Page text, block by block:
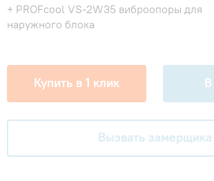
+ PROFcool VS-2W35 виброопоры для
наружного блока
Купить в 1 клик
Вызвать замерщика